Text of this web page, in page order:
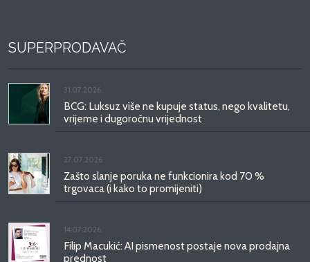
SUPERPRODAVAČ
31.07.2026.
BCG: Luksuz više ne kupuje status, nego kvalitetu,
vrijeme i dugoročnu vrijednost
27.07.2026.
Zašto slanje poruka ne funkcionira kod 70 %
trgovaca (i kako to promijeniti)
14.07.2026.
Filip Macukić: AI pismenost postaje nova prodajna
prednost